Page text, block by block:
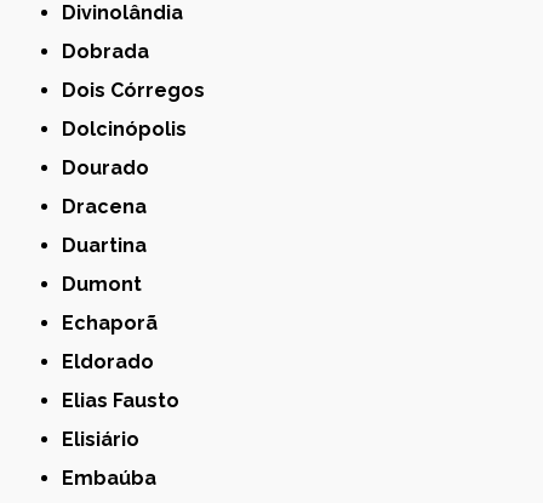
Divinolândia
Dobrada
Dois Córregos
Dolcinópolis
Dourado
Dracena
Duartina
Dumont
Echaporã
Eldorado
Elias Fausto
Elisiário
Embaúba